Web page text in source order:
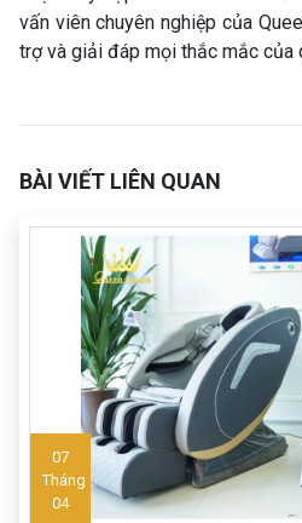
vấn viên chuyên nghiệp của
trợ và giải đáp mọi thắc mắc của
BÀI VIẾT LIÊN QUAN
07
Tháng
04